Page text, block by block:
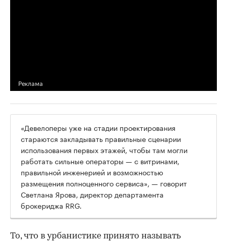
«Девелоперы уже на стадии проектирования
стараются закладывать правильные сценарии
использования первых этажей, чтобы там могли
работать сильные операторы — с витринами,
правильной инженерией и возможностью
размещения полноценного сервиса», — говорит
Светлана Ярова, директор департамента
брокериджа RRG.
То, что в урбанистике принято называть